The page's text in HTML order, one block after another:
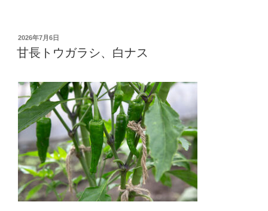
投
稿
日:
2026年7月6日
甘長トウガラシ、白ナス